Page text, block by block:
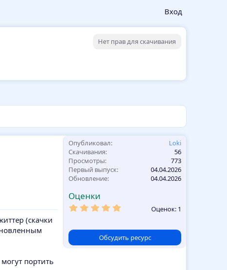
Вход
Нет прав для скачивания
(скачки
портить
Опубликовал
Loki
Скачивания
56
Просмотры
773
Первый выпуск
04.04.2026
Обновление
04.04.2026
Оценки
0
з
в
Оценок: 1
Обсудить ресурс